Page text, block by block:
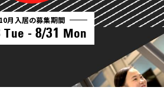
10月入居の募集期間
Tue - 8/31 Mon